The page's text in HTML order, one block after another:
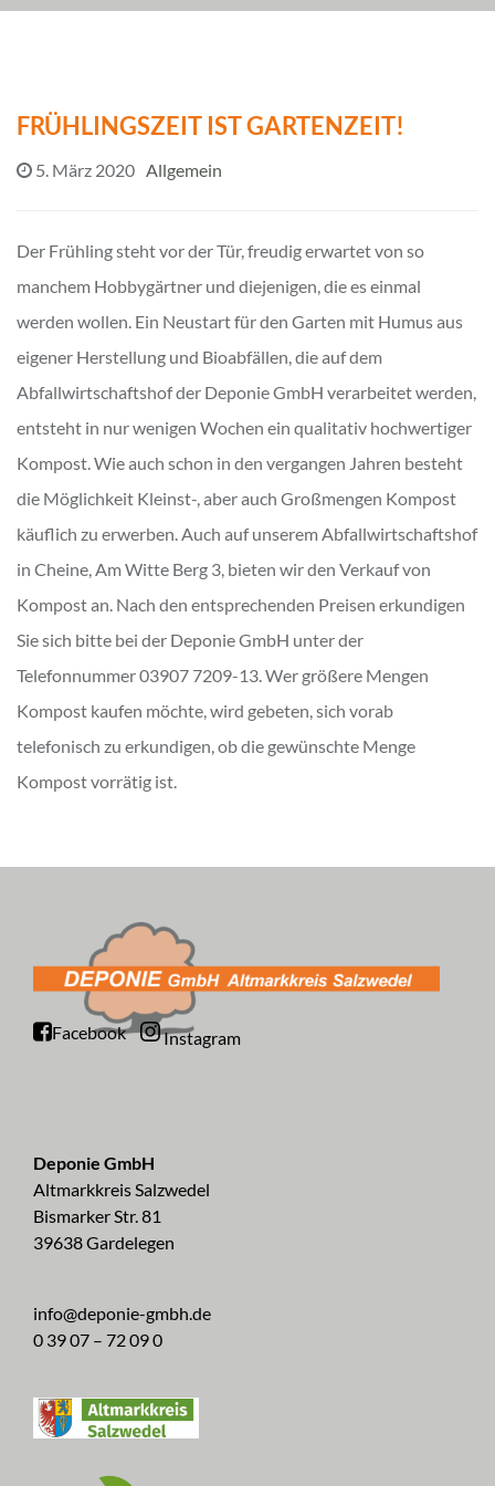
FRÜHLINGSZEIT IST GARTENZEIT!
5. März 2020 Allgemein
Der Frühling steht vor der Tür, freudig erwartet von so
manchem Hobbygärtner und diejenigen, die es einmal
werden wollen. Ein Neustart für den Garten mit Humus aus
eigener Herstellung und Bioabfällen, die auf dem
Abfallwirtschaftshof der Deponie GmbH verarbeitet werden,
entsteht in nur wenigen Wochen ein qualitativ hochwertiger
Kompost. Wie auch schon in den vergangen Jahren besteht
die Möglichkeit Kleinst-, aber auch Großmengen Kompost
käuflich zu erwerben. Auch auf unserem Abfallwirtschaftshof
in Cheine, Am Witte Berg 3, bieten wir den Verkauf von
Kompost an. Nach den entsprechenden Preisen erkundigen
Sie sich bitte bei der Deponie GmbH unter der
Telefonnummer 03907 7209-13. Wer größere Mengen
Kompost kaufen möchte, wird gebeten, sich vorab
telefonisch zu erkundigen, ob die gewünschte Menge
Kompost vorrätig ist.
Facebook Instagram
Deponie GmbH
Altmarkkreis Salzwedel
Bismarker Str. 81
39638 Gardelegen
info@deponie-gmbh.de
0 39 07 – 72 09 0